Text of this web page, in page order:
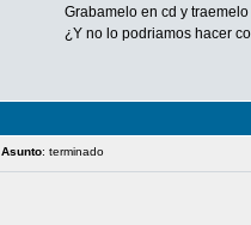
Grabamelo en cd y
¿Y no lo podriamos hacer
Asunto: terminado